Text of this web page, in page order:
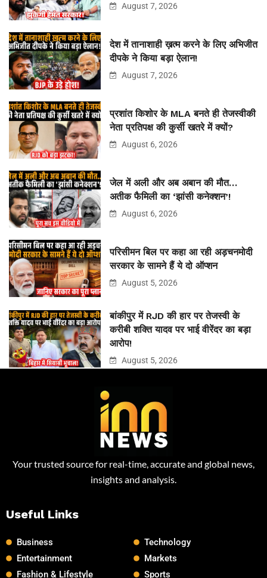
August 7, 2026
देश में तानाशाही ख़त्म करने के लिए अभिजीत
दीपके ने किया बड़ा ऐलान!
August 7, 2026
प्रशांत किशोर के MLA बनते ही तेजस्वीकी
नेता प्रतिपक्ष की कुर्सी खतरे में क्यों?
August 6, 2026
जेल में अली और अब अबान की मौत…
अतीक फैमिली का ‘झांसी कनेक्शन’!
August 6, 2026
परिसीमन बिल पर कहा आ रही अड़चनमोदी
सरकार के सामने हैं ये दो ऑप्शन
August 5, 2026
बांकीपुर में RJD की हार पर तेजस्वी के
करीबी शक्ति यादव पर भाई वीरेंदर का बड़ा
आरोप!
August 5, 2026
Your trusted source for real-time, accurate and global news,
insights and analysis.
Useful Links
Business
Entertainment
Fashion & Lifestyle
Technology
Markets
Sports